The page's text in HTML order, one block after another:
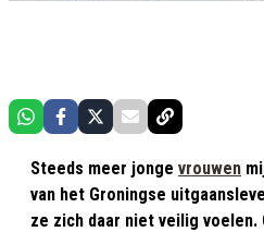
Steeds meer jonge vrouwen
van het Groningse
ze zich daar niet veilig